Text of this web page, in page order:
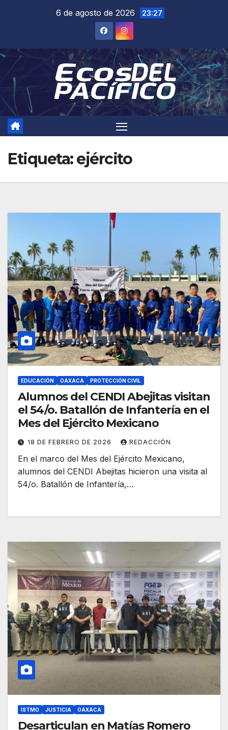
6 de agosto de 2026 23:27
Etiqueta:ejército
EDUCACIÓN OAXACA PROTECCIÓN CIVIL
Alumnos del CENDI Abejitas visitan
el 54/o. Batallón de Infantería en el
Mes del Ejército Mexicano
18 DE FEBRERO DE 2026 REDACCIÓN
En el marco del Mes del Ejército Mexicano,
alumnos del CENDI Abejitas hicieron una visita al
54/o. Batallón de Infantería,…
ISTMO JUSTICIA OAXACA
Desarticulan en Matías Romero